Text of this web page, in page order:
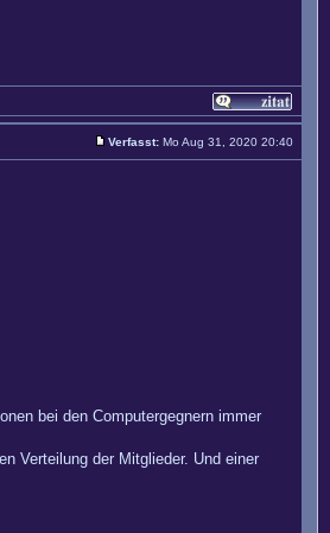
Verfasst: Mo Aug 31, 2020 20:40
bei den Computergegnern immer
Verteilung der Mitglieder. Und einer